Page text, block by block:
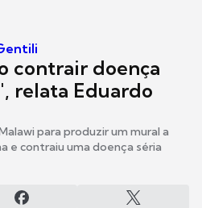
contrair doença
relata Eduardo
para produzir um mural a
e contraiu uma doença séria